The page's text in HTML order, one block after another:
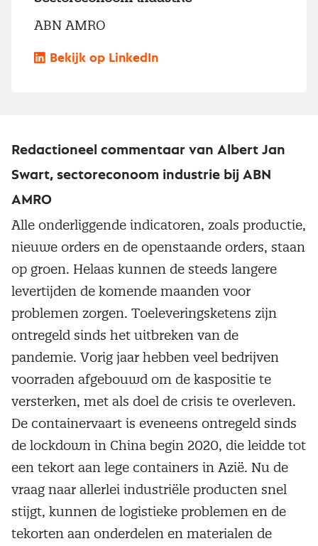
ABN AMRO
Bekijk op LinkedIn
Redactioneel commentaar van Albert Jan
Swart, sectoreconoom industrie bij ABN
AMRO
Alle onderliggende indicatoren, zoals productie,
nieuwe orders en de openstaande orders, staan
op groen. Helaas kunnen de steeds langere
levertijden de komende maanden voor
problemen zorgen. Toeleveringsketens zijn
ontregeld sinds het uitbreken van de
pandemie. Vorig jaar hebben veel bedrijven
voorraden afgebouwd om de kaspositie te
versterken, met als doel de crisis te overleven.
De containervaart is eveneens ontregeld sinds
de lockdown in China begin 2020, die leidde tot
een tekort aan lege containers in Azië. Nu de
vraag naar allerlei industriële producten snel
stijgt, kunnen de logistieke problemen en de
tekorten aan onderdelen en materialen de